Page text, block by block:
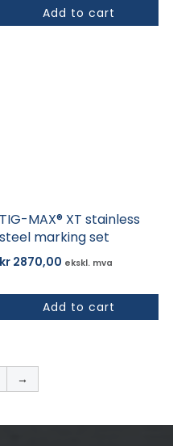
Add to cart
TIG-MAX® XT stainless
steel marking set
kr 2870,00 ekskl. mva
Add to cart
→